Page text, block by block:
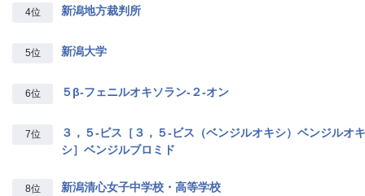
4位 新潟地方裁判所
5位 新潟大学
6位 ５β‐フェニルオキソラン‐２‐オン
7位
３，５‐ビス［３，５‐ビス（ベンジルオキシ）ベンジルオキ
シ］ベンジルブロミド
8位 新潟清心女子中学校・高等学校